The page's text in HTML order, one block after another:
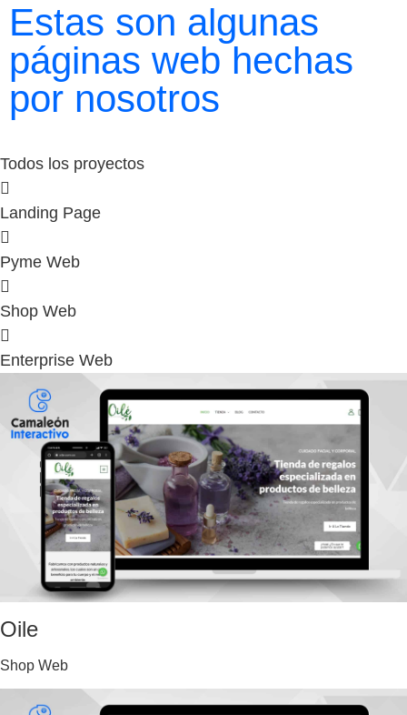
Estas son algunas
páginas web hechas
por nosotros
Todos los proyectos
Landing Page
Pyme Web
Shop Web
Enterprise Web
Oile
Shop Web